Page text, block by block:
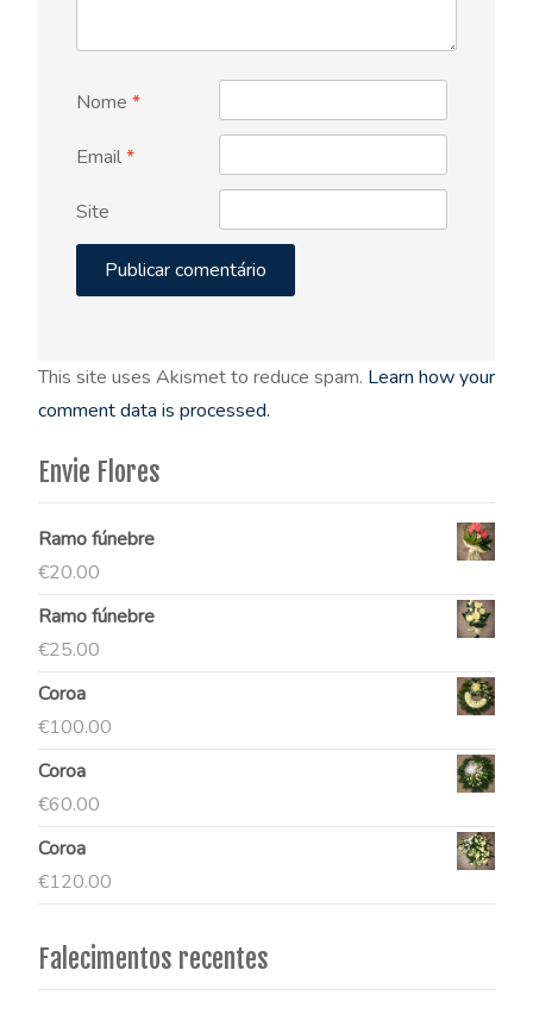
Nome *
Email*
Site
This site uses Akismet to reduce spam. Learn how your
comment data is processed.
Envie Flores
Ramo fúnebre
€20.00
Ramo fúnebre
€25.00
Coroa
€100.00
Coroa
€60.00
Coroa
€120.00
Falecimentos recentes